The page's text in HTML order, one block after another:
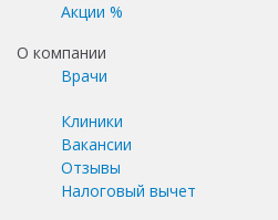
Акции %
О компании
Врачи
Клиники
Вакансии
Отзывы
Налоговый вычет